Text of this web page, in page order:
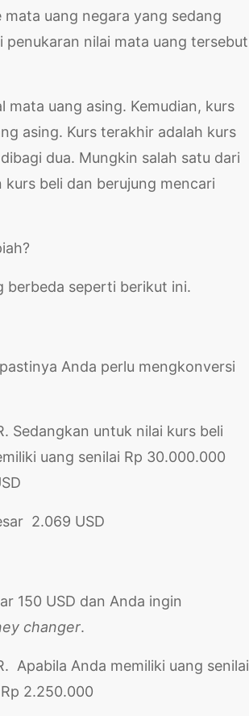
uang negara yang sedang
nilai mata uang tersebut
mata uang asing. Kemudian, kurs
asing. Kurs terakhir adalah kurs
dua. Mungkin salah satu dari
beli dan berujung mencari
berbeda seperti berikut ini.
Anda perlu mengkonversi
Sedangkan untuk nilai kurs beli
uang senilai Rp 30.000.000
2.069 USD
150 USD dan Anda ingin
changer.
Apabila Anda memiliki uang senilai
2.250.000